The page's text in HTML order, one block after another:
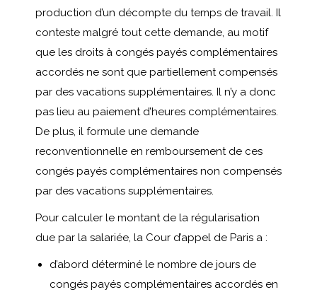
production d’un décompte du temps de travail. Il
conteste malgré tout cette demande, au motif
que les droits à congés payés complémentaires
accordés ne sont que partiellement compensés
par des vacations supplémentaires. Il n’y a donc
pas lieu au paiement d’heures complémentaires.
De plus, il formule une demande
reconventionnelle en remboursement de ces
congés payés complémentaires non compensés
par des vacations supplémentaires.
Pour calculer le montant de la régularisation
due par la salariée, la Cour d’appel de Paris a :
d’abord déterminé le nombre de jours de
congés payés complémentaires accordés en